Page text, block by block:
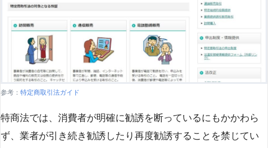
参考： 特定商取引法ガイド
特商法では、消費者が明確に勧誘を断っているにもかかわら
ず、業者が引き続き勧誘したり再度勧誘することを禁じてい